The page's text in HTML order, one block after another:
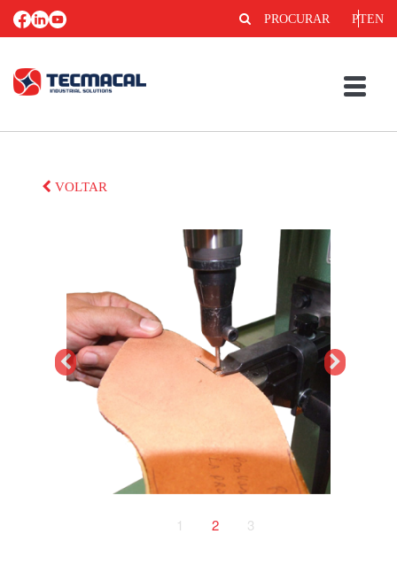
EN
PT
PROCURAR
VOLTAR
1 2 3